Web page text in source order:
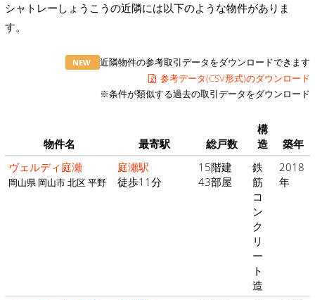
シャトレーしょうこうの近隣には以下のような物件がありま
す。
NEW
近隣物件の参考取引データをダウンロードできます
参考データ(CSV形式)のダウンロード
※条件が類似する過去の取引データをダウンロード
物件名 最寄駅 総戸数
構
造
築年
ヴェルディ庭瀬
岡山県 岡山市 北区 平野
庭瀬駅
徒歩11分
15階建
43部屋
鉄
筋
コ
ン
ク
リ
ー
ト
造
2018
年